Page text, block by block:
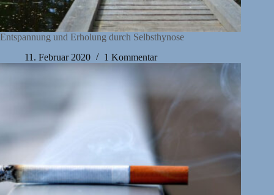
Entspannung und Erholung durch Selbsthynose
11. Februar 2020
1 Kommentar